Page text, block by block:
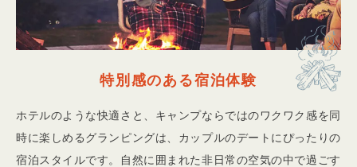
特別感のある宿泊体験
ホテルのような快適さと、キャンプならではのワクワク感を同
時に楽しめるグランピングは、カップルのデートにぴったりの
宿泊スタイルです。自然に囲まれた非日常の空気の中で過ごす